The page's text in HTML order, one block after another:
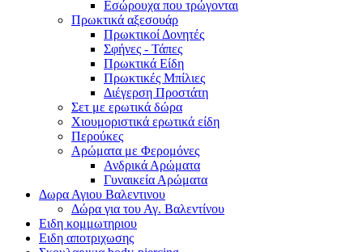
Εσώρουχα που τρώγονται
Πρωκτικά αξεσουάρ
Πρωκτικοί Δονητές
Σφήνες - Τάπες
Πρωκτικά Είδη
Πρωκτικές Μπίλιες
Διέγερση Προστάτη
Σετ με ερωτικά δώρα
Χιουμοριστικά ερωτικά είδη
Περούκες
Αρώματα με Φερομόνες
Ανδρικά Αρώματα
Γυναικεία Αρώματα
Δωρα Αγιου Βαλεντινου
Δώρα για του Αγ. Βαλεντίνου
Ειδη κομμωτηριου
Ειδη αποτριχωσης